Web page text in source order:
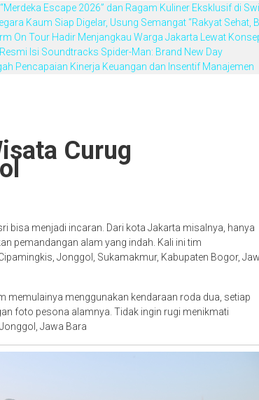
Escape 2026” dan Ragam Kuliner Eksklusif di
Kaum Siap Digelar, Usung Semangat “Rakyat Sehat,
On Tour Hadir Menjangkau Warga Jakarta Lewat
Isi Soundtracks Spider-Man: Brand New Day
Pencapaian Kinerja Keuangan dan Insentif Manajemen
Curug
bisa menjadi incaran. Dari kota Jakarta misalnya, hanya
pemandangan alam yang indah. Kali ini tim
Jonggol, Sukamakmur, Kabupaten Bogor,
memulainya menggunakan kendaraan roda dua, setiap
foto pesona alamnya. Tidak ingin rugi menikmati
Jawa Bara